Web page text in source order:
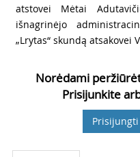
atstovei Mėtai
išnagrinėjo
„Lrytas“ skundą atsakovei
Norėdami
Prisijunkite
Prisijungti